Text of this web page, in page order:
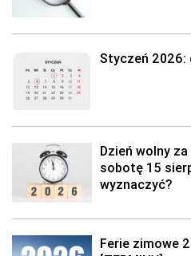
Styczeń 2026:
Dzień wolny
sobotę 15
wyznaczyć?
Ferie zimowe